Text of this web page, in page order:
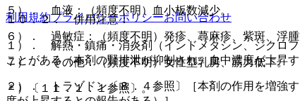
１０．２． 併用注意：
１）． 解熱・鎮痛・消炎剤（インドメタシン、ジクロ
ことがある（本剤の腎排泄が抑制され、血中濃度が上昇
２）． トラゾドン〔８．４参照〕［本剤の作用を増強
５）． 血液：（頻度不明）血小板数減少。
６）． 過敏症：（頻度不明）発疹、蕁麻疹、紫斑、浮腫
７）． その他：（頻度不明）女性型乳房、筋力低下。
＊）〔１１．１．１参照〕。
利用規約プライバシーポリシーお問い合わせ